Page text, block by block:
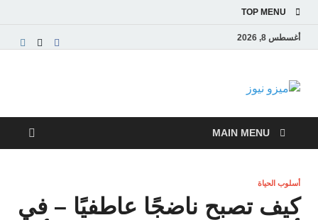
TOP MENU
أغسطس 8, 2026
ميزو نيوز
والاقتصادية
MAIN MENU
أسلوب الحياة
كيف تصبح ناضجًا عاطفيًا – في